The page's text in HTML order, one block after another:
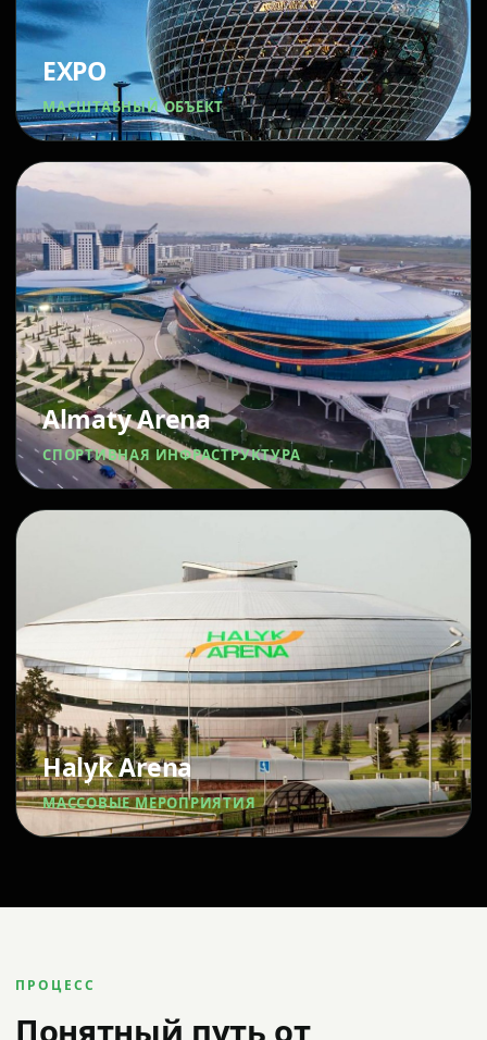
EXPO
МАСШТАБНЫЙ ОБЪЕКТ
Almaty Arena
СПОРТИВНАЯ ИНФРАСТРУКТУРА
Halyk Arena
МАССОВЫЕ МЕРОПРИЯТИЯ
ПРОЦЕСС
Понятный путь от